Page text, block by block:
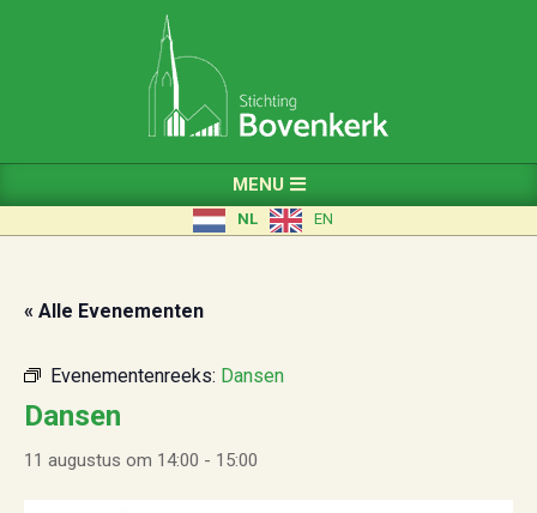
Navigation
Menu
MENU
NL EN
« Alle Evenementen
Evenementenreeks: Dansen
Dansen
11 augustus om 14:00 - 15:00